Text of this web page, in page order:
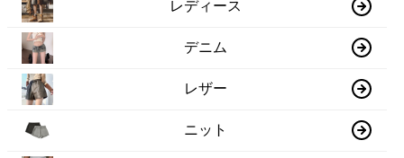
レディース
デニム
レザー
ニット